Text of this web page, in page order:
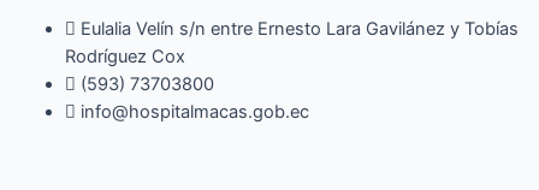
Eulalia Velín s/n entre Ernesto Lara Gavilánez y Tobías
Rodríguez Cox
(593) 73703800​
info@hospitalmacas.gob.ec